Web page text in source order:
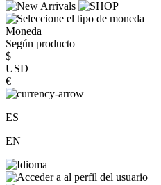
Moneda
Según producto
$
USD
€
ES
EN